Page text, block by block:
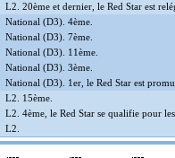
L2. 20ème et dernier, le Red Star est
National (D3). 4ème.
National (D3). 7ème.
National (D3). 11ème.
National (D3). 3ème.
National (D3). 1er, le Red Star est
L2. 15ème.
L2. 4ème, le Red Star se qualifie pour
L2.